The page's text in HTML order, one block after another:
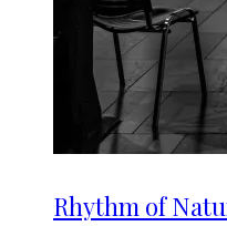
Rhythm of